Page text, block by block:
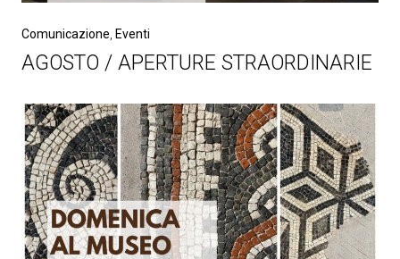
Comunicazione Eventi
AGOSTO / APERTURE STRAORDINARIE